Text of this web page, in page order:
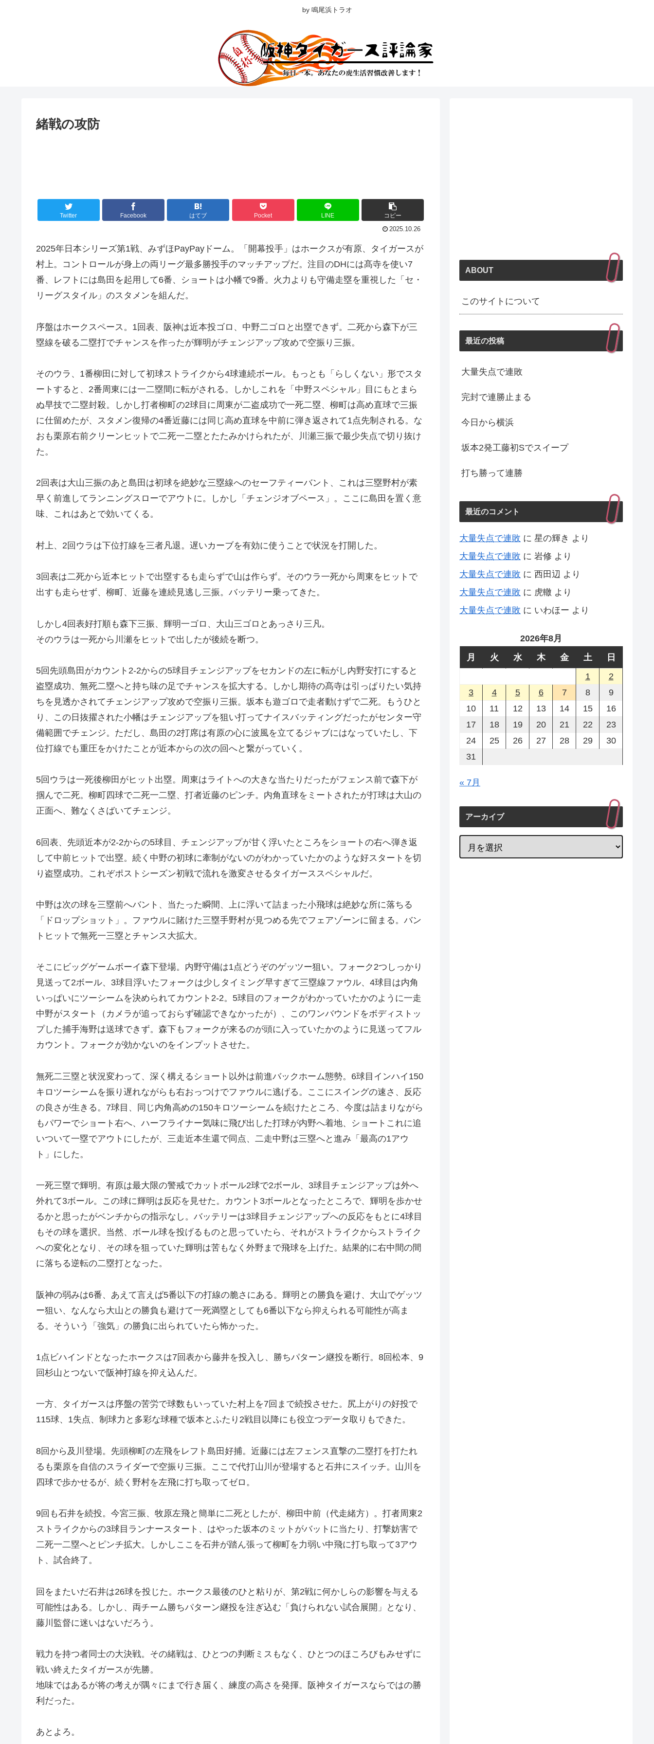
by 鳴尾浜トラオ
緒戦の攻防
Twitter Facebook はてブ Pocket LINE コピー
2025.10.26
2025年日本シリーズ第1戦、みずほPayPayドーム。「開幕投手」はホークスが有原、タイガースが
村上。コントロールが身上の両リーグ最多勝投手のマッチアップだ。注目のDHには髙寺を使い7
番、レフトには島田を起用して6番、ショートは小幡で9番。火力よりも守備走塁を重視した「セ・
リーグスタイル」のスタメンを組んだ。
序盤はホークスペース。1回表、阪神は近本投ゴロ、中野二ゴロと出塁できず。二死から森下が三
塁線を破る二塁打でチャンスを作ったが輝明がチェンジアップ攻めで空振り三振。
そのウラ、1番柳田に対して初球ストライクから4球連続ボール。もっとも「らしくない」形でスタ
ートすると、2番周東には一二塁間に転がされる。しかしこれを「中野スペシャル」目にもとまら
ぬ早技で二塁封殺。しかし打者柳町の2球目に周東が二盗成功で一死二塁、柳町は高め直球で三振
に仕留めたが、スタメン復帰の4番近藤には同じ高め直球を中前に弾き返されて1点先制される。な
おも栗原右前クリーンヒットで二死一二塁とたたみかけられたが、川瀬三振で最少失点で切り抜け
た。
2回表は大山三振のあと島田は初球を絶妙な三塁線へのセーフティーバント、これは三塁野村が素
早く前進してランニングスローでアウトに。しかし「チェンジオブペース」。ここに島田を置く意
味、これはあとで効いてくる。
村上、2回ウラは下位打線を三者凡退。遅いカーブを有効に使うことで状況を打開した。
3回表は二死から近本ヒットで出塁するも走らずで山は作らず。そのウラ一死から周東をヒットで
出すも走らせず、柳町、近藤を連続見逃し三振。バッテリー乗ってきた。
しかし4回表好打順も森下三振、輝明一ゴロ、大山三ゴロとあっさり三凡。
そのウラは一死から川瀬をヒットで出したが後続を断つ。
5回先頭島田がカウント2-2からの5球目チェンジアップをセカンドの左に転がし内野安打にすると
盗塁成功、無死二塁へと持ち味の足でチャンスを拡大する。しかし期待の髙寺は引っぱりたい気持
ちを見透かされてチェンジアップ攻めで空振り三振。坂本も遊ゴロで走者動けずで二死。もうひと
り、この日抜擢された小幡はチェンジアップを狙い打ってナイスバッティングだったがセンター守
備範囲でチェンジ。ただし、島田の2打席は有原の心に波風を立てるジャブにはなっていたし、下
位打線でも重圧をかけたことが近本からの次の回へと繋がっていく。
5回ウラは一死後柳田がヒット出塁。周東はライトへの大きな当たりだったがフェンス前で森下が
掴んで二死。柳町四球で二死一二塁、打者近藤のピンチ。内角直球をミートされたが打球は大山の
正面へ、難なくさばいてチェンジ。
6回表、先頭近本が2-2からの5球目、チェンジアップが甘く浮いたところをショートの右へ弾き返
して中前ヒットで出塁。続く中野の初球に牽制がないのがわかっていたかのような好スタートを切
り盗塁成功。これぞポストシーズン初戦で流れを激変させるタイガーススペシャルだ。
中野は次の球を三塁前へバント、当たった瞬間、上に浮いて詰まった小飛球は絶妙な所に落ちる
「ドロップショット」。ファウルに賭けた三塁手野村が見つめる先でフェアゾーンに留まる。バン
トヒットで無死一三塁とチャンス大拡大。
そこにビッグゲームボーイ森下登場。内野守備は1点どうぞのゲッツー狙い。フォーク2つしっかり
見送って2ボール、3球目浮いたフォークは少しタイミング早すぎて三塁線ファウル、4球目は内角
いっぱいにツーシームを決められてカウント2-2。5球目のフォークがわかっていたかのように一走
中野がスタート（カメラが追っておらず確認できなかったが）、このワンバウンドをボディストッ
プした捕手海野は送球できず。森下もフォークが来るのが頭に入っていたかのように見送ってフル
カウント。フォークが効かないのをインプットさせた。
無死二三塁と状況変わって、深く構えるショート以外は前進バックホーム態勢。6球目インハイ150
キロツーシームを振り遅れながらも右おっつけでファウルに逃げる。ここにスイングの速さ、反応
の良さが生きる。7球目、同じ内角高めの150キロツーシームを続けたところ、今度は詰まりながら
もパワーでショート右へ、ハーフライナー気味に飛び出した打球が内野へ着地、ショートこれに追
いついて一塁でアウトにしたが、三走近本生還で同点、二走中野は三塁へと進み「最高の1アウ
ト」にした。
一死三塁で輝明。有原は最大限の警戒でカットボール2球で2ボール、3球目チェンジアップは外へ
外れて3ボール。この球に輝明は反応を見せた。カウント3ボールとなったところで、輝明を歩かせ
るかと思ったがベンチからの指示なし。バッテリーは3球目チェンジアップへの反応をもとに4球目
もその球を選択。当然、ボール球を投げるものと思っていたら、それがストライクからストライク
への変化となり、その球を狙っていた輝明は苦もなく外野まで飛球を上げた。結果的に右中間の間
に落ちる逆転の二塁打となった。
阪神の弱みは6番、あえて言えば5番以下の打線の脆さにある。輝明との勝負を避け、大山でゲッツ
ー狙い、なんなら大山との勝負も避けて一死満塁としても6番以下なら抑えられる可能性が高ま
る。そういう「強気」の勝負に出られていたら怖かった。
1点ビハインドとなったホークスは7回表から藤井を投入し、勝ちパターン継投を断行。8回松本、9
回杉山とつないで阪神打線を抑え込んだ。
一方、タイガースは序盤の苦労で球数もいっていた村上を7回まで続投させた。尻上がりの好投で
115球、1失点、制球力と多彩な球種で坂本とふたり2戦目以降にも役立つデータ取りもできた。
8回から及川登場。先頭柳町の左飛をレフト島田好捕。近藤には左フェンス直撃の二塁打を打たれ
るも栗原を自信のスライダーで空振り三振。ここで代打山川が登場すると石井にスイッチ。山川を
四球で歩かせるが、続く野村を左飛に打ち取ってゼロ。
9回も石井を続投。今宮三振、牧原左飛と簡単に二死としたが、柳田中前（代走緒方）。打者周東2
ストライクからの3球目ランナースタート、はやった坂本のミットがバットに当たり、打撃妨害で
二死一二塁へとピンチ拡大。しかしここを石井が踏ん張って柳町を力弱い中飛に打ち取って3アウ
ト、試合終了。
回をまたいだ石井は26球を投じた。ホークス最後のひと粘りが、第2戦に何かしらの影響を与える
可能性はある。しかし、両チーム勝ちパターン継投を注ぎ込む「負けられない試合展開」となり、
藤川監督に迷いはないだろう。
戦力を持つ者同士の大決戦。その緒戦は、ひとつの判断ミスもなく、ひとつのほころびもみせずに
戦い終えたタイガースが先勝。
地味ではあるが将の考えが隅々にまで行き届く、練度の高さを発揮。阪神タイガースならではの勝
利だった。
あとよろ。
ABOUT
このサイトについて
最近の投稿
大量失点で連敗
完封で連勝止まる
今日から横浜
坂本2発工藤初Sでスイープ
打ち勝って連勝
最近のコメント
大量失点で連敗 に 星の輝き より
大量失点で連敗 に 岩修 より
大量失点で連敗 に 西田辺 より
大量失点で連敗 に 虎轍 より
大量失点で連敗 に いわほー より
2026年8月
月
火 水 木 金 土
日
1
2
3
4 5 6 7 8
9
10
11 12 13 14 15
16
17
18 19 20 21 22
23
24
25 26 27 28 29
30
31
« 7月
アーカイブ